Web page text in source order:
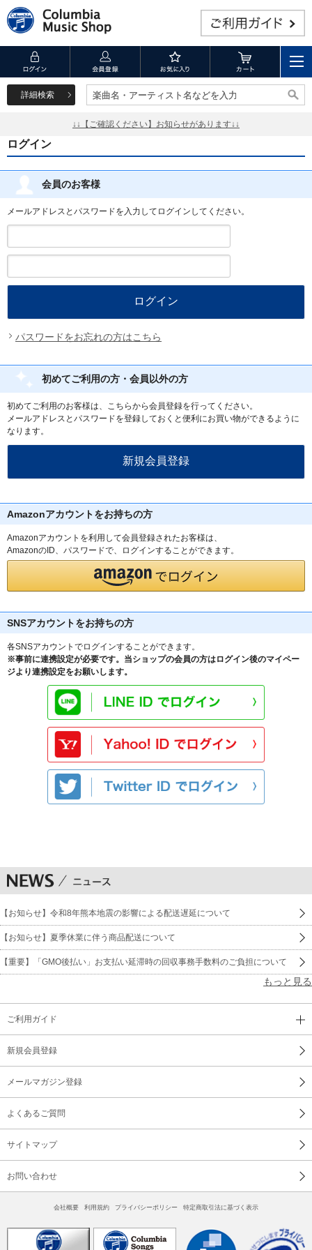
詳細検索 楽曲名・アーティスト名などを入力
楽曲名・アーティスト名などを入力
↓↓【ご確認ください】お知らせがあります↓↓
ログイン
会員のお客様
メールアドレスとパスワードを入力してログインしてください。
パスワードをお忘れの方はこちら
初めてご利用の方・会員以外の方
初めてご利用のお客様は、こちらから会員登録を行ってください。
メールアドレスとパスワードを登録しておくと便利にお買い物ができるように
なります。
Amazonアカウントをお持ちの方
Amazonアカウントを利用して会員登録されたお客様は、
AmazonのID、パスワードで、ログインすることができます。
SNSアカウントをお持ちの方
各SNSアカウントでログインすることができます。
※事前に連携設定が必要です。当ショップの会員の方はログイン後のマイペー
ジより連携設定をお願いします。
【お知らせ】令和8年熊本地震の影響による配送遅延について
【お知らせ】夏季休業に伴う商品配送について
【重要】「GMO後払い」お支払い延滞時の回収事務手数料のご負担について
もっと見る
ご利用ガイド
新規会員登録
メールマガジン登録
よくあるご質問
サイトマップ
お問い合わせ
会社概要 利用規約 プライバシーポリシー 特定商取引法に基づく表示